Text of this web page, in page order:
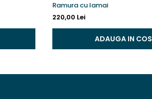
Ramura cu lamai
220,00 Lei
ADAUGA IN COS